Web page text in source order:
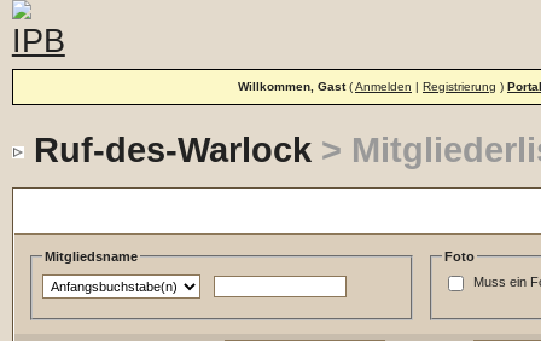
Willkommen, Gast(Anmelden | Registrierung ) Portal
Ruf-des-Warlock>
Mitgliedsname
Foto
Muss ein